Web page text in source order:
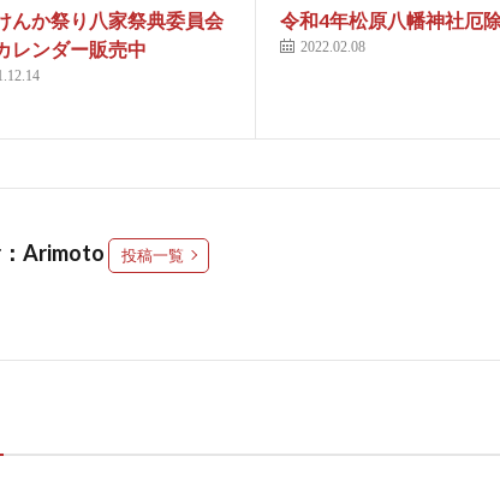
んか祭り八家祭典委員会
レンダー販売中
令和4年松原八幡神社厄
2022.02.08
Arimoto 投稿一覧